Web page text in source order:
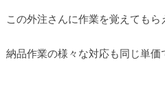
この外注さんに作業を覚えてもら
納品作業の様々な対応も同じ単価